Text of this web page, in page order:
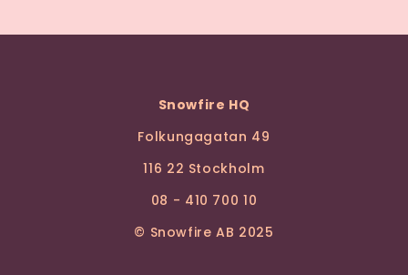
Snowfire HQ
Folkungagatan 49
116 22 Stockholm
08 - 410 700 10
© Snowfire AB 2025